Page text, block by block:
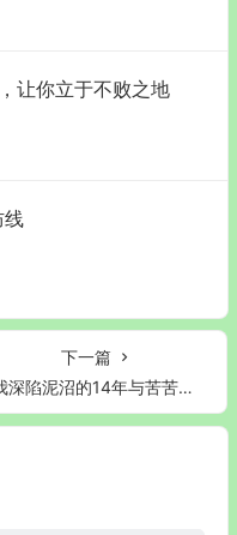
让你立于不败之地
线
下一篇
陷泥沼的14年与苦苦追寻戒色方法的8年